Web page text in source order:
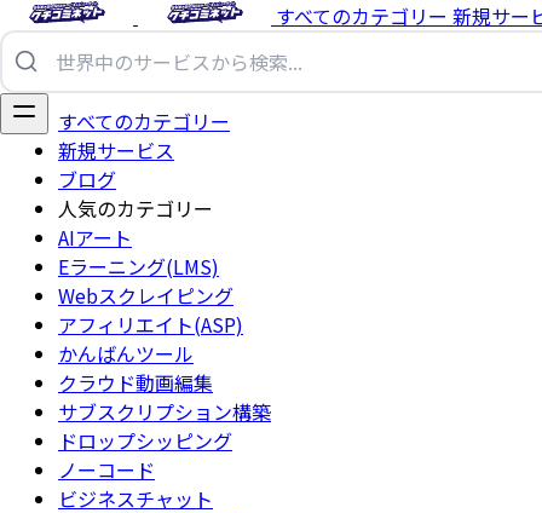
すべてのカテゴリー 新規サー
すべてのカテゴリー
新規サービス
ブログ
人気のカテゴリー
AIアート
Eラーニング(LMS)
Webスクレイピング
アフィリエイト(ASP)
かんばんツール
クラウド動画編集
サブスクリプション構築
ドロップシッピング
ノーコード
ビジネスチャット